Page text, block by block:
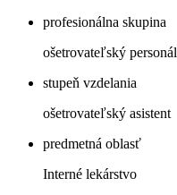
profesionálna skupina
ošetrovateľský personál
stupeň vzdelania
ošetrovateľský asistent
predmetná oblasť
Interné lekárstvo